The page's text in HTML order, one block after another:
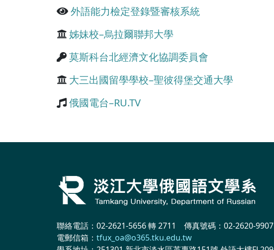
外語能力檢定登錄暨審核系統
姊妹校–烏拉爾聯邦大學
莫斯科台北經濟文化協調委員會
大三出國留學學校–聖彼得堡交通大學
俄國電台–RU.TV
聯絡電話：02-2621-5656 轉 2711 傳真號碼：02-2620-9907
電郵信箱： tfux_oa@o365.tku.edu.tw